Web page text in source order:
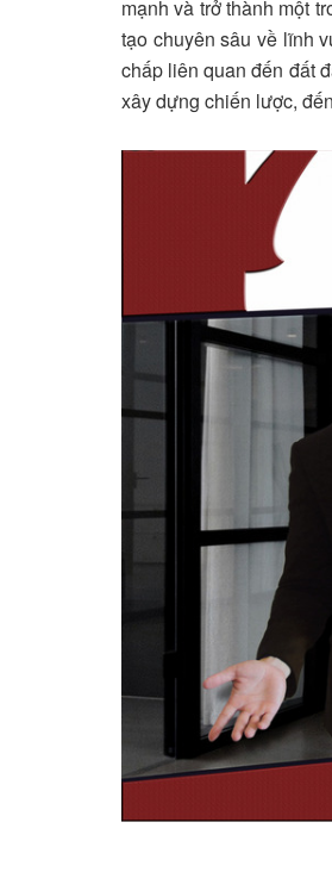
mạnh và trở thành một
tạo chuyên sâu về lĩnh
chấp liên quan đến đất
xây dựng chiến lược,